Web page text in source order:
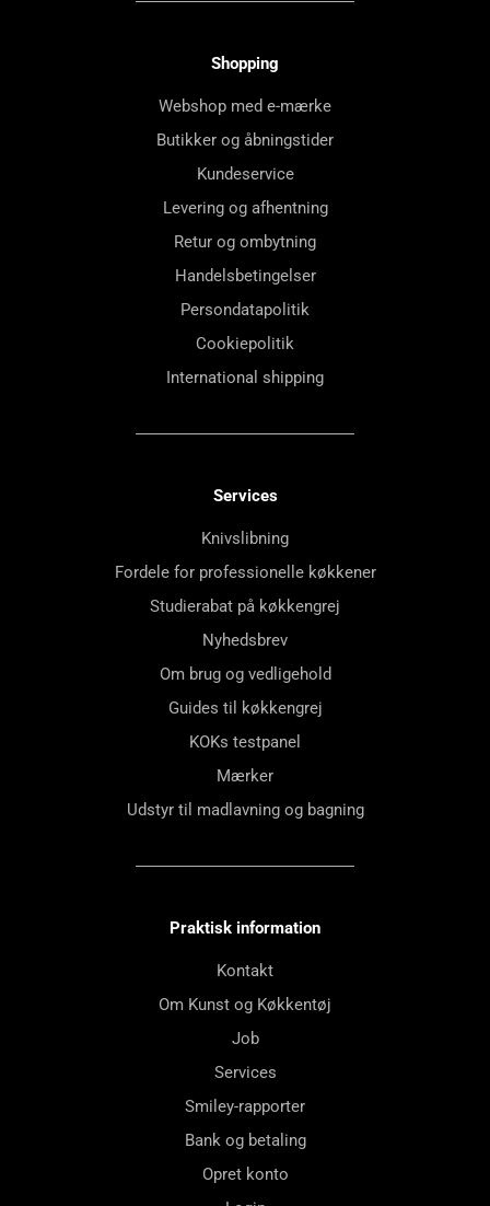
Shopping
Webshop med e-mærke
Butikker og åbningstider
Kundeservice
Levering og afhentning
Retur og ombytning
Handelsbetingelser
Persondatapolitik
Cookiepolitik
International shipping
Services
Knivslibning
Fordele for professionelle køkkener
Studierabat på køkkengrej
Nyhedsbrev
Om brug og vedligehold
Guides til køkkengrej
KOKs testpanel
Mærker
Udstyr til madlavning og bagning
Praktisk information
Kontakt
Om Kunst og Køkkentøj
Job
Services
Smiley-rapporter
Bank og betaling
Opret konto